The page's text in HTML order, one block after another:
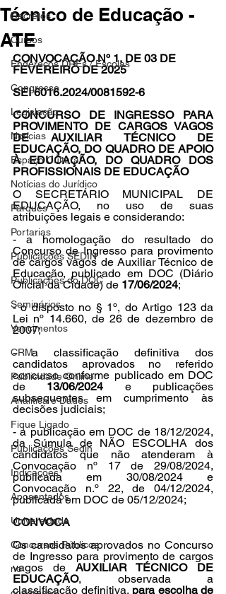
Decretos
Cursos
Endereços DREs / Escolas
Congresso
Legislação
Notícias
Espaço Cultural
Notícias do Jurídico
Parques
Portarias
Publicações SEDIN
Publicações do DOC
Seminários
Vencimentos
CRM
Publicidade Online
Analítica e Dados
Fique Ligado
Publicações Sedin
Indicações
Aposentados
Universidade
Concursos Públicos
no
Técnico de Educação -
ATE
CONVOCAÇÃO Nº 1, DE 03 DE
FEVEREIRO DE 2025
SEI 6016.2024/0081592-6
CONCURSO DE INGRESSO PARA
PROVIMENTO DE CARGOS VAGOS
DE AUXILIAR TÉCNICO DE
EDUCAÇÃO, DO QUADRO DE APOIO
À EDUCAÇÃO, DO QUADRO DOS
PROFISSIONAIS DE EDUCAÇÃO
O SECRETÁRIO MUNICIPAL DE
EDUCAÇÃO, no uso de suas
atribuições legais e considerando:
- a homologação do resultado do
Concurso de Ingresso para provimento
de cargos vagos de Auxiliar Técnico de
Educação, publicado em DOC (Diário
Oficial da Cidade) de 17/06/2024;
- o disposto no § 1º, do Artigo 123 da
Lei nº 14.660, de 26 de dezembro de
2007;
- a classificação definitiva dos
candidatos aprovados no referido
concurso conforme publicado em DOC
de 13/06/2024 e publicações
subsequentes em cumprimento às
decisões judiciais;
- a publicação em DOC de 18/12/2024,
da Súmula de NÃO ESCOLHA dos
candidatos que não atenderam à
Convocação nº 17 de 29/08/2024,
publicada em 30/08/2024 e
Convocação n.º 22, de 04/12/2024,
publicada em DOC de 05/12/2024;
CONVOCA
Os candidatos aprovados no Concurso
de Ingresso para provimento de cargos
vagos de AUXILIAR TÉCNICO DE
EDUCAÇÃO, observada a
classificação definitiva, para escolha de